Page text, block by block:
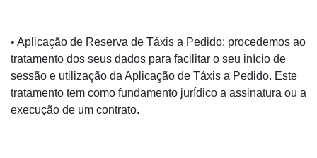
• Aplicação de Reserva de Táxis a Pedido: procedemos ao
tratamento dos seus dados para facilitar o seu início de
sessão e utilização da Aplicação de Táxis a Pedido. Este
tratamento tem como fundamento jurídico a assinatura ou a
execução de um contrato.